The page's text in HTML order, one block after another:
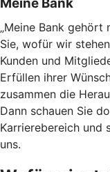
„Meine Bank gehört
Sie, wofür wir
Kunden und
Erfüllen ihrer
zusammen die
Dann schauen Sie
Karrierebereich und
uns.